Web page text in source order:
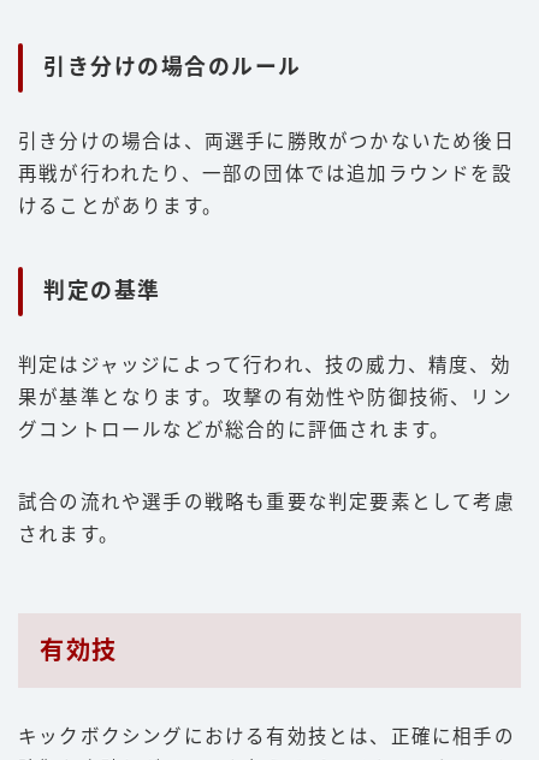
引き分けの場合のルール
引き分けの場合は、両選手に勝敗がつかないため後日
再戦が行われたり、一部の団体では追加ラウンドを設
けることがあります。
判定の基準
判定はジャッジによって行われ、技の威力、精度、効
果が基準となります。攻撃の有効性や防御技術、リン
グコントロールなどが総合的に評価されます。
試合の流れや選手の戦略も重要な判定要素として考慮
されます。
有効技
キックボクシングにおける有効技とは、正確に相手の